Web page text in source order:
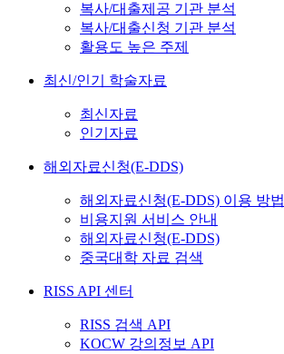
복사/대출제공 기관 분석
복사/대출신청 기관 분석
활용도 높은 주제
최신/인기 학술자료
최신자료
인기자료
해외자료신청(E-DDS)
해외자료신청(E-DDS) 이용 방법
비용지원 서비스 안내
해외자료신청(E-DDS)
중국대학 자료 검색
RISS API 센터
RISS 검색 API
KOCW 강의정보 API